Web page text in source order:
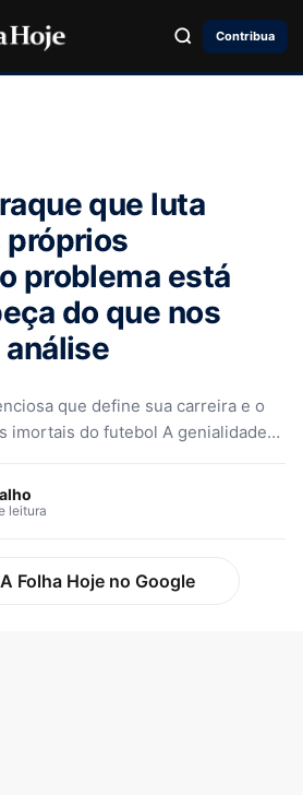
Contribua
que luta
próprios
problema está
do que nos
que define sua carreira e o
imortais do futebol A genialidade
leitura
Folha Hoje no Google